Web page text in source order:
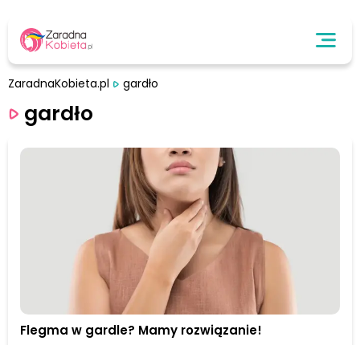
ZaradnaKobieta.pl gardło
gardło
Flegma w gardle? Mamy rozwiązanie!